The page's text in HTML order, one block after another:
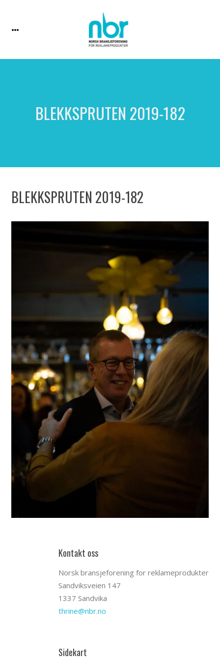
BLEKKSPRUTEN 2019-182
BLEKKSPRUTEN 2019-182
Kontakt oss
Norsk bransjeforening for reklameprodukter
Sandviksveien 147
1337 Sandvika
thrine@nbr.no
Sidekart